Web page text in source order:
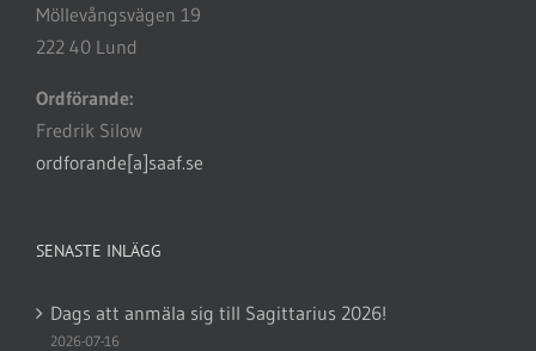
Möllevångsvägen 19
222 40 Lund
Ordförande:
Fredrik Silow
ordforande[a]saaf.se
SENASTE INLÄGG
Dags att anmäla sig till Sagittarius 2026!
2026-07-16